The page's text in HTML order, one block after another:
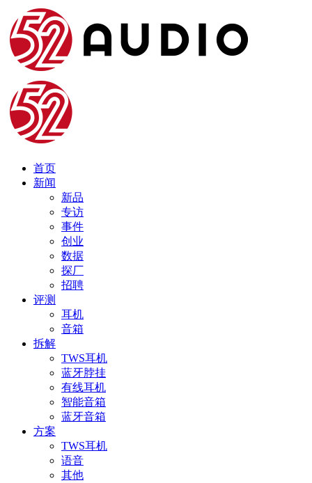
首页
新闻
新品
专访
事件
创业
数据
探厂
招聘
评测
耳机
音箱
拆解
TWS耳机
蓝牙脖挂
有线耳机
智能音箱
蓝牙音箱
方案
TWS耳机
语音
其他